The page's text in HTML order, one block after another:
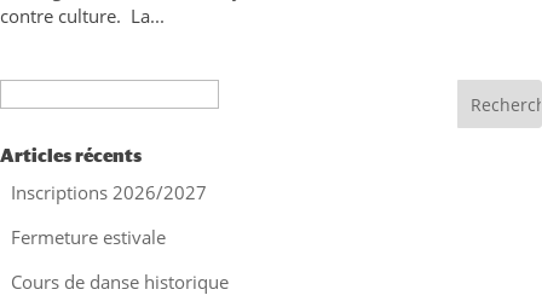
contre culture. La...
Articles récents
Inscriptions 2026/2027
Fermeture estivale
Cours de danse historique